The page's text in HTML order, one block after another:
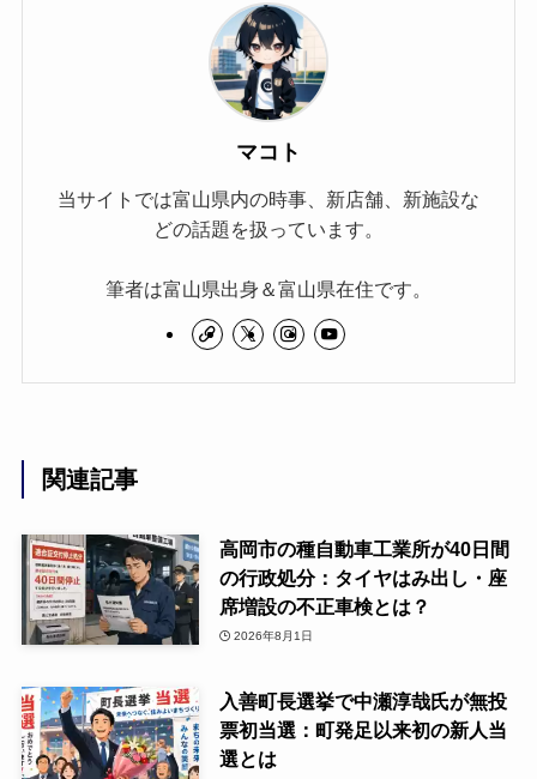
マコト
当サイトでは富山県内の時事、新店舗、新施設な
どの話題を扱っています。
筆者は富山県出身＆富山県在住です。
関連記事
高岡市の種自動車工業所が40日間
の行政処分：タイヤはみ出し・座
席増設の不正車検とは？
2026年8月1日
入善町長選挙で中瀬淳哉氏が無投
票初当選：町発足以来初の新人当
選とは